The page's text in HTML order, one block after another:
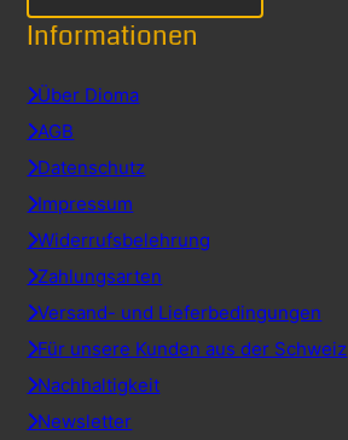
Informationen
Über Dioma
AGB
Datenschutz
Impressum
Widerrufsbelehrung
Zahlungsarten
Versand- und Lieferbedingungen
Für unsere Kunden aus der Schweiz
Nachhaltigkeit
Newsletter